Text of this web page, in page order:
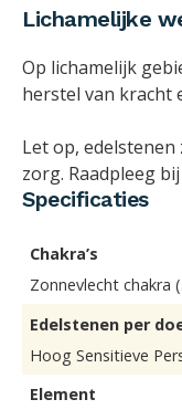
Lichamelijke
Op lichamelijk
herstel van kracht
Let op,
zorg. Raadpleeg
Specificaties
Chakra’s
Zonnevlecht chakra
Edelstenen per
Hoog Sensitieve
Element